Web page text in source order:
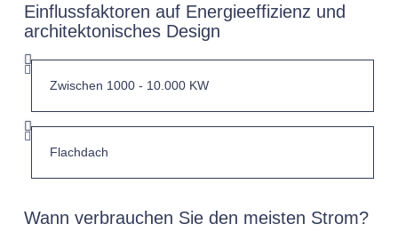
Einflussfaktoren auf Energieeffizienz und
architektonisches Design
Wann verbrauchen Sie den meisten Strom?